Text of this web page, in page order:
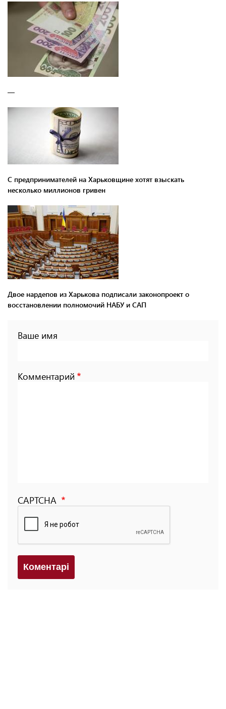
—
С предпринимателей на Харьковщине хотят взыскать
несколько миллионов гривен
Двое нардепов из Харькова подписали законопроект о
восстановлении полномочий НАБУ и САП
Ваше имя
Комментарий
CAPTCHA
Коментарi